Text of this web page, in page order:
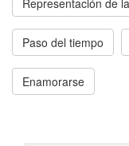
Representación de
Paso del tiempo
Enamorarse